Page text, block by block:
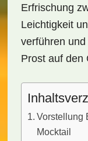
Erfrischung
Leichtigkeit
verführen
Prost auf den
Vorstellung
Mocktail